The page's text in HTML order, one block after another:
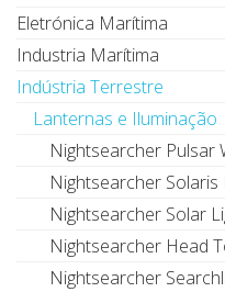
Eletrónica Marítima
Industria Marítima
Indústria Terrestre
Lanternas e Iluminação
Nightsearcher Pulsar
Nightsearcher Solaris
Nightsearcher Solar
Nightsearcher Head
Nightsearcher